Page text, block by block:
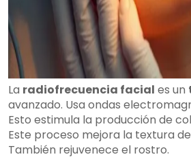
La radiofrecuencia facial es un
avanzado. Usa ondas
Esto estimula la producción de
Este proceso mejora la textura
También rejuvenece el rostro.